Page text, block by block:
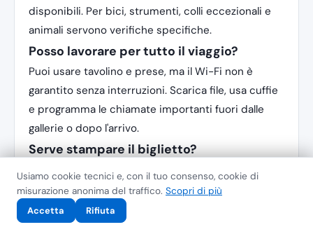
disponibili. Per bici, strumenti, colli eccezionali e
animali servono verifiche specifiche.
Posso lavorare per tutto il viaggio?
Puoi usare tavolino e prese, ma il Wi-Fi non è
garantito senza interruzioni. Scarica file, usa cuffie
e programma le chiamate importanti fuori dalle
gallerie o dopo l'arrivo.
Serve stampare il biglietto?
Per i titoli digitali normalmente basta il codice sul
dispositivo secondo le condizioni. Salvalo offline e
porta documento. Uno schermo rotto o scarico
non è una prova facilmente leggibile.
Usiamo cookie tecnici e, con il tuo consenso, cookie di
misurazione anonima del traffico. Scopri di più
Accetta
Rifiuta